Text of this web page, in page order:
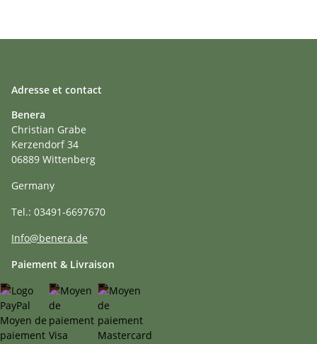
Adresse et contact
Benera
Christian Grabe
Kerzendorf 34
06889 Wittenberg
Germany
Tel.: 03491-6697670
Info@benera.de
Paiement & Livraison